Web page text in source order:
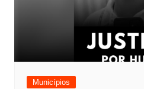
Municípios